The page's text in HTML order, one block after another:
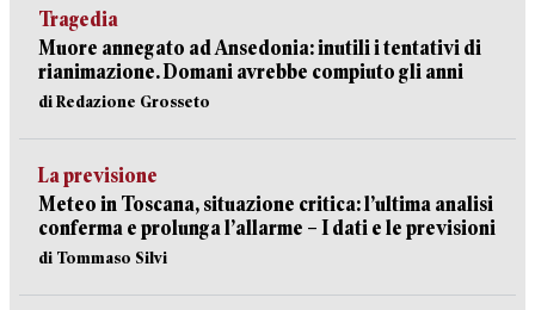
Tragedia
Muore annegato ad Ansedonia: inutili i tentativi di
rianimazione. Domani avrebbe compiuto gli anni
di Redazione Grosseto
La previsione
Meteo in Toscana, situazione critica: l’ultima analisi
conferma e prolunga l’allarme – I dati e le previsioni
di Tommaso Silvi